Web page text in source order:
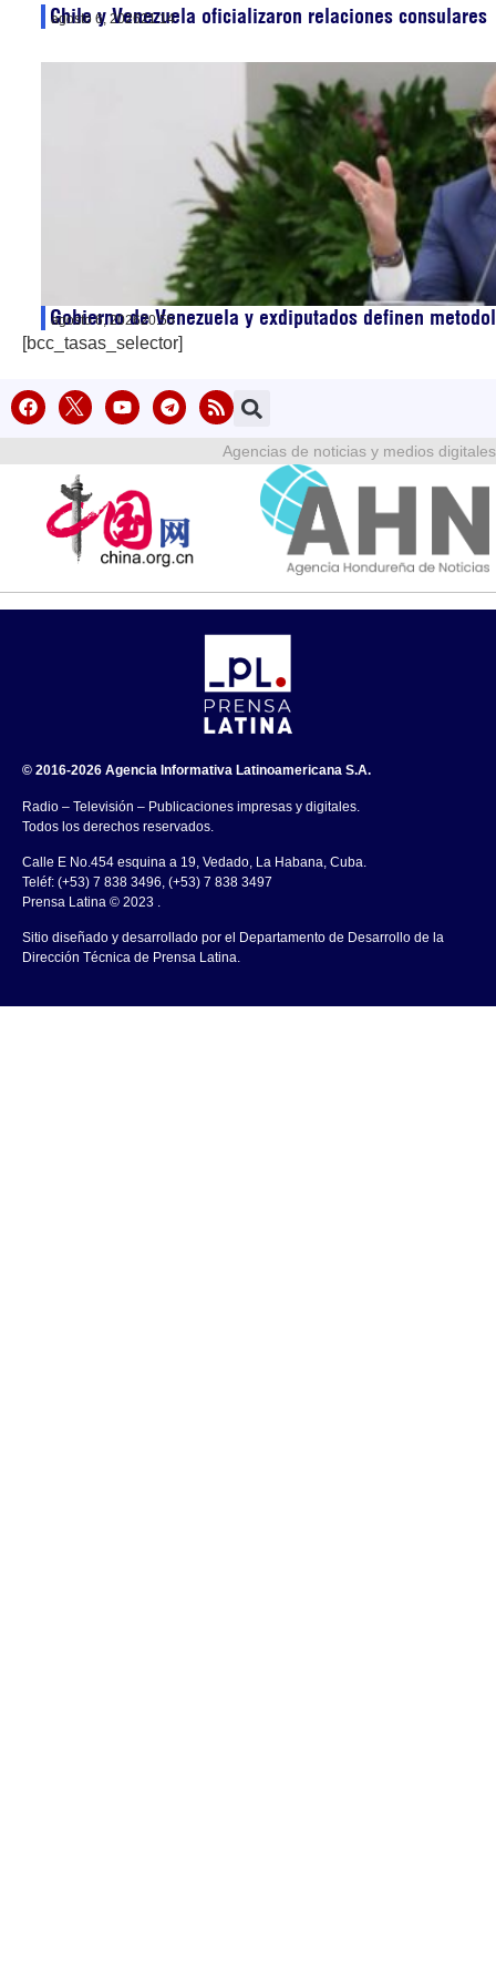
Chile y Venezuela oficializaron relaciones consulares
agosto 6, 202621:14
Gobierno de Venezuela y exdiputados definen
agosto 6, 202620:55
[bcc_tasas_selector]
Agencias de noticias y medios digitales
© 2016-2026 Agencia Informativa Latinoamericana S.A.
Radio – Televisión – Publicaciones impresas y digitales.
Todos los derechos reservados.
Calle E No.454 esquina a 19, Vedado, La Habana, Cuba.
Teléf: (+53) 7 838 3496, (+53) 7 838 3497
Prensa Latina © 2023 .
Sitio diseñado y desarrollado por el Departamento de Desarrollo de la
Dirección Técnica de Prensa Latina.